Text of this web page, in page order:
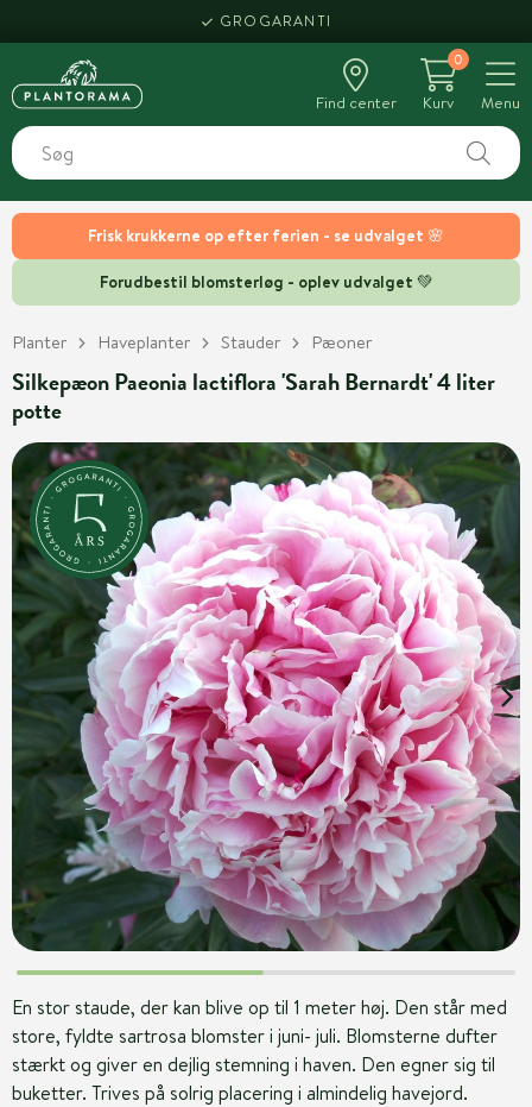
Frisk krukkerne op efter ferien - se udvalget 🌸
Forudbestil blomsterløg - oplev udvalget 💚
GROGARANTI
Find center
0
Kurv
Menu
Planter Haveplanter Stauder Pæoner
Silkepæon Paeonia lactiflora 'Sarah Bernardt' 4 liter
potte
En stor staude, der kan blive op til 1 meter høj. Den står med
store, fyldte sartrosa blomster i juni- juli. Blomsterne dufter
stærkt og giver en dejlig stemning i haven. Den egner sig til
buketter. Trives på solrig placering i almindelig havejord.